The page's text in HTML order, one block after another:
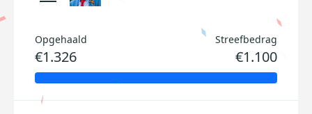
Opgehaald
€1.326
Streefbedrag
€1.100